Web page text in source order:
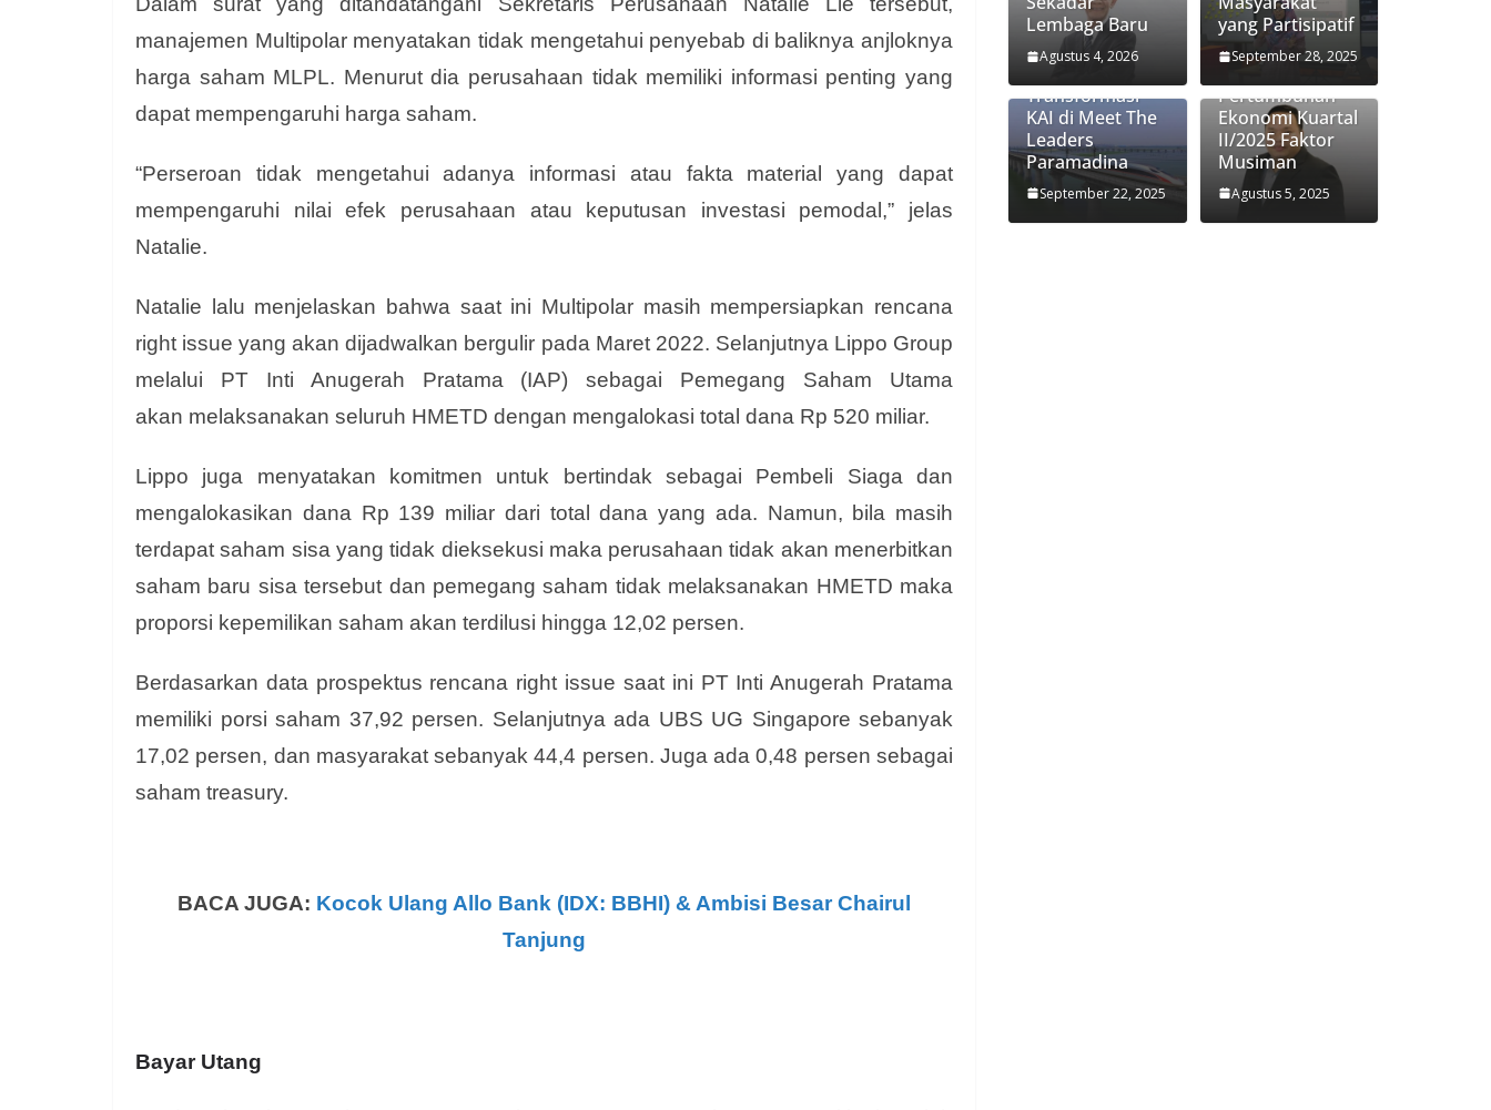
manajemen Multipolar menyatakan tidak mengetahui penyebab di baliknya anjloknya
harga saham MLPL. Menurut dia perusahaan tidak memiliki informasi penting yang
dapat mempengaruhi harga saham.
“Perseroan tidak mengetahui adanya informasi atau fakta material yang dapat
mempengaruhi nilai efek perusahaan atau keputusan investasi pemodal,” jelas
Natalie.
Natalie lalu menjelaskan bahwa saat ini Multipolar masih mempersiapkan rencana
right issue yang akan dijadwalkan bergulir pada Maret 2022. Selanjutnya Lippo Group
melalui PT Inti Anugerah Pratama (IAP) sebagai Pemegang Saham Utama
akan melaksanakan seluruh HMETD dengan mengalokasi total dana Rp 520 miliar.
Lippo juga menyatakan komitmen untuk bertindak sebagai Pembeli Siaga dan
mengalokasikan dana Rp 139 miliar dari total dana yang ada. Namun, bila masih
terdapat saham sisa yang tidak dieksekusi maka perusahaan tidak akan menerbitkan
saham baru sisa tersebut dan pemegang saham tidak melaksanakan HMETD maka
proporsi kepemilikan saham akan terdilusi hingga 12,02 persen.
Berdasarkan data prospektus rencana right issue saat ini PT Inti Anugerah Pratama
memiliki porsi saham 37,92 persen. Selanjutnya ada UBS UG Singapore sebanyak
17,02 persen, dan masyarakat sebanyak 44,4 persen. Juga ada 0,48 persen sebagai
saham treasury.
BACA JUGA: Kocok Ulang Allo Bank (IDX: BBHI) & Ambisi Besar Chairul
Tanjung
Bayar Utang
Lembaga Baru
Agustus 4, 2026
yang Partisipatif
September 28, 2025
Didiek
Hartantyo
Ungkap Kunci
Transformasi
KAI di Meet The
Leaders
Paramadina
September 22, 2025
Ekonom
Paramadina
Handi Risza:
Pertumbuhan
Ekonomi Kuartal
II/2025 Faktor
Musiman
Agustus 5, 2025